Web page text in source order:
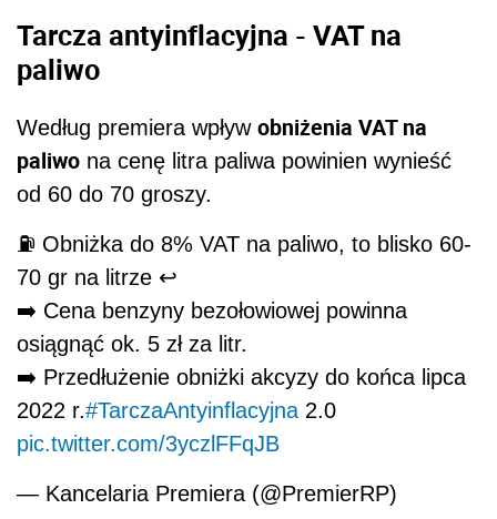
Tarcza antyinflacyjna - VAT na
paliwo
Według premiera wpływ obniżenia VAT na
paliwo na cenę litra paliwa powinien wynieść
od 60 do 70 groszy.
⛽️ Obniżka do 8% VAT na paliwo, to blisko 60-
70 gr na litrze ↩️
➡️ Cena benzyny bezołowiowej powinna
osiągnąć ok. 5 zł za litr.
➡️ Przedłużenie obniżki akcyzy do końca lipca
2022 r.#TarczaAntyinflacyjna 2.0
pic.twitter.com/3yczlFFqJB
— Kancelaria Premiera (@PremierRP)